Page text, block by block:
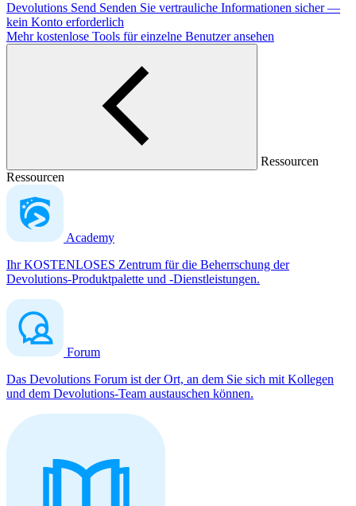
Devolutions Send Senden Sie vertrauliche Informationen sicher —
kein Konto erforderlich
Mehr kostenlose Tools für einzelne Benutzer ansehen
Ressourcen
Ressourcen
Academy
Ihr KOSTENLOSES Zentrum für die Beherrschung der
Devolutions-Produktpalette und -Dienstleistungen.
Forum
Das Devolutions Forum ist der Ort, an dem Sie sich mit Kollegen
und dem Devolutions-Team austauschen können.